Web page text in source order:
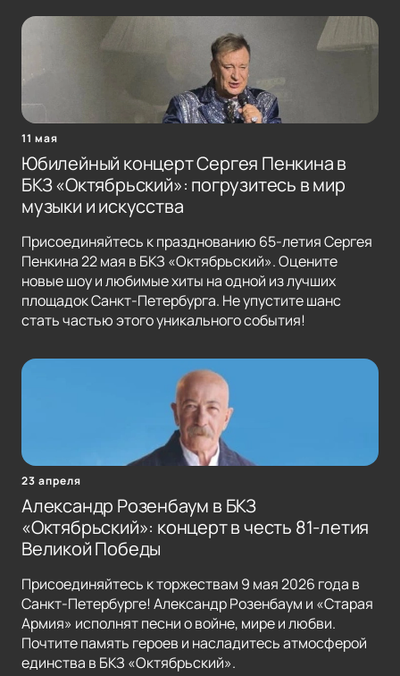
11 мая
Юбилейный концерт Сергея Пенкина в
БКЗ «Октябрьский»: погрузитесь в мир
музыки и искусства
Присоединяйтесь к празднованию 65-летия Сергея
Пенкина 22 мая в БКЗ «Октябрьский». Оцените
новые шоу и любимые хиты на одной из лучших
площадок Санкт-Петербурга. Не упустите шанс
стать частью этого уникального события!
23 апреля
Александр Розенбаум в БКЗ
«Октябрьский»: концерт в честь 81-летия
Великой Победы
Присоединяйтесь к торжествам 9 мая 2026 года в
Санкт-Петербурге! Александр Розенбаум и «Старая
Армия» исполнят песни о войне, мире и любви.
Почтите память героев и насладитесь атмосферой
единства в БКЗ «Октябрьский».